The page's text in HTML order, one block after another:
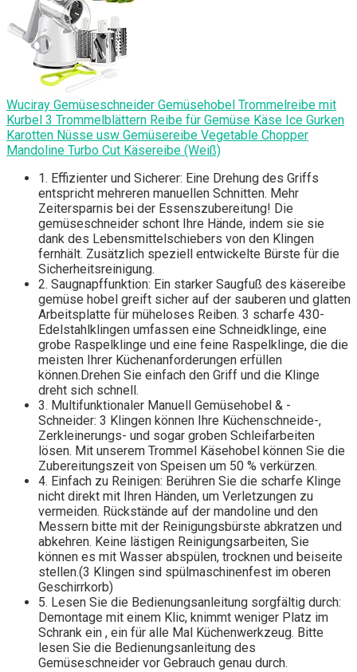
Wuciray Gemüseschneider Gemüsehobel Trommelreibe mit
Kurbel 3 Trommelblättern Reibe für Gemüse Käse Ice Gurken
Karotten Nüsse usw Gemüsereibe Vegetable Chopper
Mandoline Turbo Cut Käsereibe (Weiß)
1. Effizienter und Sicherer: Eine Drehung des Griffs
entspricht mehreren manuellen Schnitten. Mehr
Zeitersparnis bei der Essenszubereitung! Die
gemüseschneider schont Ihre Hände, indem sie sie
dank des Lebensmittelschiebers von den Klingen
fernhält. Zusätzlich speziell entwickelte Bürste für die
Sicherheitsreinigung.
2. Saugnapffunktion: Ein starker Saugfuß des käsereibe
gemüse hobel greift sicher auf der sauberen und glatten
Arbeitsplatte für müheloses Reiben. 3 scharfe 430-
Edelstahlklingen umfassen eine Schneidklinge, eine
grobe Raspelklinge und eine feine Raspelklinge, die die
meisten Ihrer Küchenanforderungen erfüllen
können.Drehen Sie einfach den Griff und die Klinge
dreht sich schnell.
3. Multifunktionaler Manuell Gemüsehobel & -
Schneider: 3 Klingen können Ihre Küchenschneide-,
Zerkleinerungs- und sogar groben Schleifarbeiten
lösen. Mit unserem Trommel Käsehobel können Sie die
Zubereitungszeit von Speisen um 50 % verkürzen.
4. Einfach zu Reinigen: Berühren Sie die scharfe Klinge
nicht direkt mit Ihren Händen, um Verletzungen zu
vermeiden. Rückstände auf der mandoline und den
Messern bitte mit der Reinigungsbürste abkratzen und
abkehren. Keine lästigen Reinigungsarbeiten, Sie
können es mit Wasser abspülen, trocknen und beiseite
stellen.(3 Klingen sind spülmaschinenfest im oberen
Geschirrkorb)
5. Lesen Sie die Bedienungsanleitung sorgfältig durch:
Demontage mit einem Klic, knimmt weniger Platz im
Schrank ein , ein für alle Mal Küchenwerkzeug. Bitte
lesen Sie die Bedienungsanleitung des
Gemüseschneider vor Gebrauch genau durch.